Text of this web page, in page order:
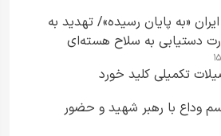
«به پایان رسیده»/ تهدید به
دستیابی به سلاح هسته‌ای
تکمیلی کلید خورد
وداع با رهبر شهید و حضور